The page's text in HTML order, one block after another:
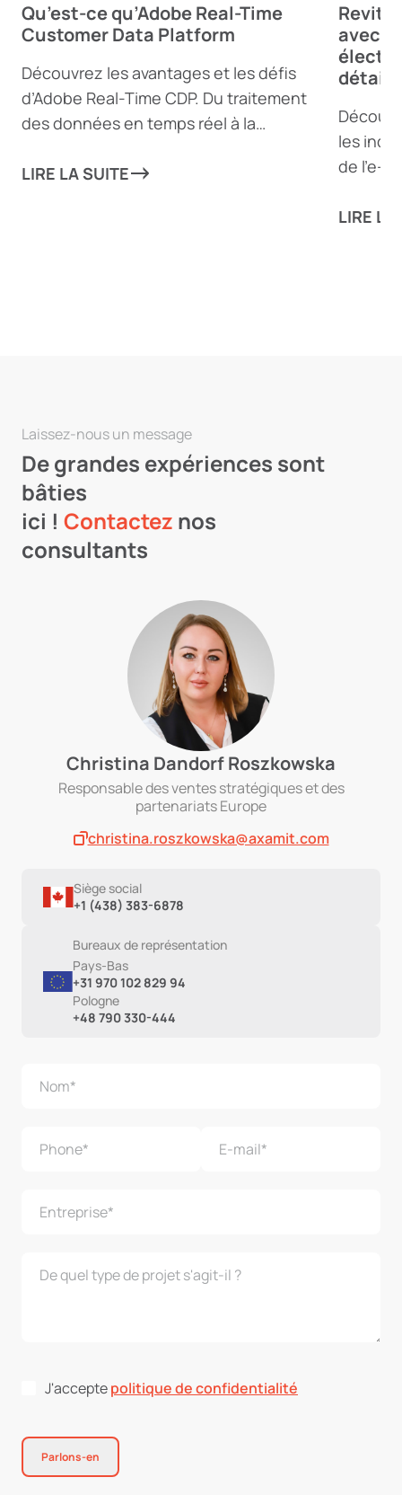
Qu’est-ce qu’Adobe Real-Time
Customer Data Platform
Découvrez les avantages et les défis
d’Adobe Real-Time CDP. Du traitement
des données en temps réel à la
découvrez comment cet outil puissant
LIRE LA SUITE
avec
détail
les
de l’e-
LIRE LA
Laissez-nous un message
De grandes expériences sont
bâties
ici ! Contactez nos
consultants
J'acceptepolitique de confidentialité
Parlons-en
Christina Dandorf Roszkowska
Responsable des ventes stratégiques et des
partenariats Europe
christina.roszkowska@axamit.com
Siège social
+1 (438) 383-6878
Bureaux de représentation
Pays-Bas
+31 970 102 829 94
Pologne
+48 790 330-444